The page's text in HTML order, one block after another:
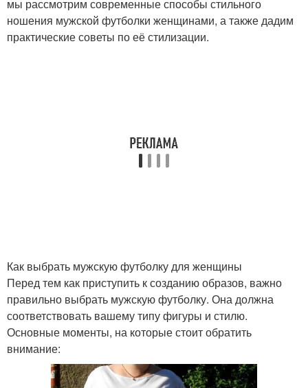
мы рассмотрим современные способы стильного
ношения мужской футболки женщинами, а также дадим
практические советы по её стилизации.
Как выбрать мужскую футболку для женщины
Перед тем как приступить к созданию образов, важно
правильно выбрать мужскую футболку. Она должна
соответствовать вашему типу фигуры и стилю.
Основные моменты, на которые стоит обратить
внимание: